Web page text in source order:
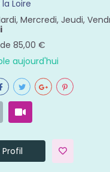
Loire
Mercredi, Jeudi,
85,00 €
aujourd'hui
Profil